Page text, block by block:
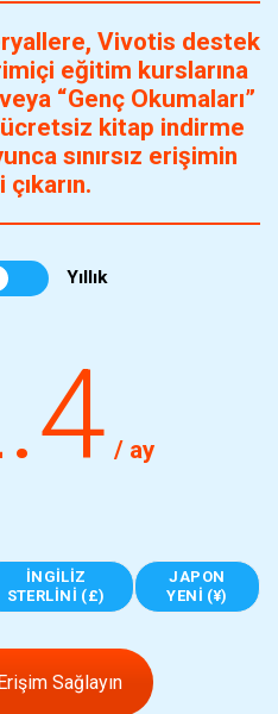
Vivotis destek
eğitim kurslarına
“Genç Okumaları”
kitap indirme
sınırsız erişimin
Yıllık
/ ay
İNGILIZ
STERLINI (£)
JAPON
YENI (¥)
Sağlayın